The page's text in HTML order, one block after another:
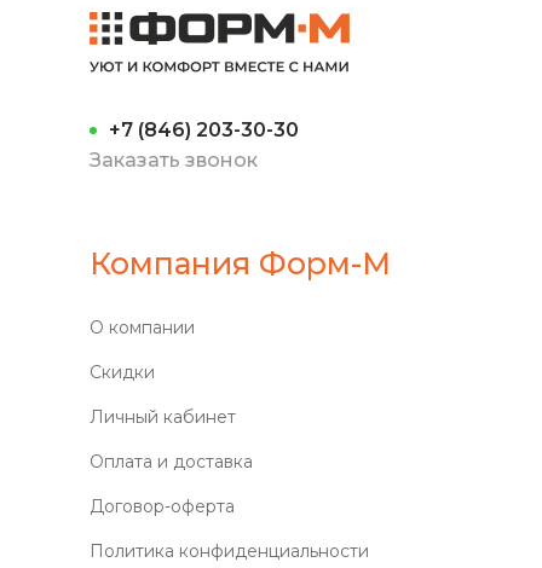
+7 (846) 203-30-30
Заказать звонок
Компания Форм-М
О компании
Скидки
Личный кабинет
Оплата и доставка
Договор-оферта
Политика конфиденциальности